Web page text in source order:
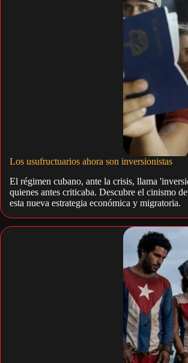
Los usufructuarios ahora son inversionistas
El régimen cubano, ante la crisis, llama
quienes antes criticaba. Descubre el cinismo
esta nueva estrategia económica y migratoria.